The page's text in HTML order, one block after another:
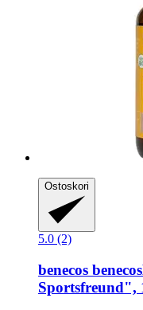
Ostoskori
5.0 (2)
benecos
Sportsfreund",